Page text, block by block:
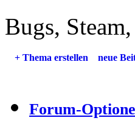
Bugs,
+ Thema erstellen neue
Forum-